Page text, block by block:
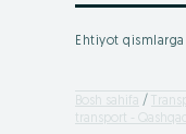
Ehtiyot
Bosh sahifa
transport -